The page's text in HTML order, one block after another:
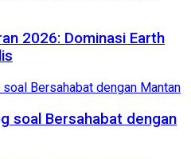
2026: Dominasi Earth
soal Bersahabat dengan